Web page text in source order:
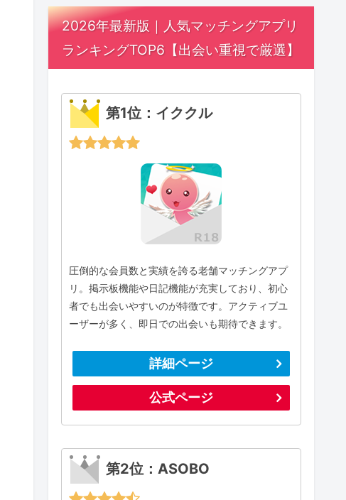
2026年最新版｜人気マッチングアプリ
ランキングTOP6【出会い重視で厳選】
第1位：イククル
圧倒的な会員数と実績を誇る老舗マッチングアプ
リ。掲示板機能や日記機能が充実しており、初心
者でも出会いやすいのが特徴です。アクティブユ
ーザーが多く、即日での出会いも期待できます。
詳細ページ
公式ページ
第2位：ASOBO